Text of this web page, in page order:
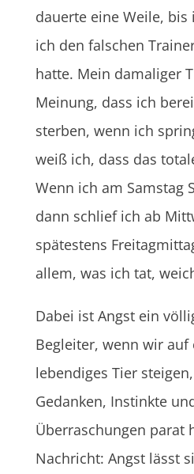
dauerte eine Weile, bis
ich den falschen
hatte. Mein damaliger
Meinung, dass ich
sterben, wenn ich
weiß ich, dass das
Wenn ich am Samstag
dann schlief ich ab
spätestens
allem, was ich tat,
Dabei ist Angst ein
Begleiter, wenn wir auf
lebendiges Tier
Gedanken, Instinkte
Überraschungen parat
Nachricht: Angst lässt